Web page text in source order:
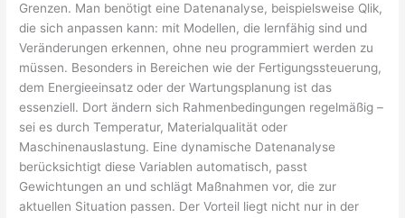
Grenzen. Man benötigt eine Datenanalyse, beispielsweise Qlik,
die sich anpassen kann: mit Modellen, die lernfähig sind und
Veränderungen erkennen, ohne neu programmiert werden zu
müssen. Besonders in Bereichen wie der Fertigungssteuerung,
dem Energieeinsatz oder der Wartungsplanung ist das
essenziell. Dort ändern sich Rahmenbedingungen regelmäßig –
sei es durch Temperatur, Materialqualität oder
Maschinenauslastung. Eine dynamische Datenanalyse
berücksichtigt diese Variablen automatisch, passt
Gewichtungen an und schlägt Maßnahmen vor, die zur
aktuellen Situation passen. Der Vorteil liegt nicht nur in der